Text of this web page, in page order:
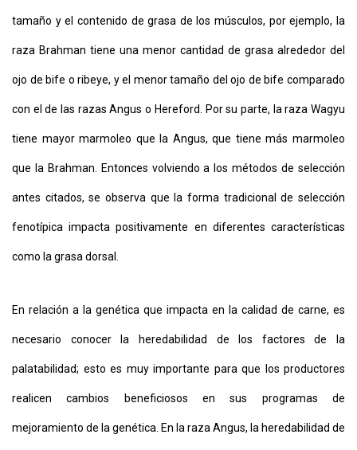
tamaño y el contenido de grasa de los músculos, por ejemplo, la
raza Brahman tiene una menor cantidad de grasa alrededor del
ojo de bife o ribeye, y el menor tamaño del ojo de bife comparado
con el de las razas Angus o Hereford. Por su parte, la raza Wagyu
tiene mayor marmoleo que la Angus, que tiene más marmoleo
que la Brahman. Entonces volviendo a los métodos de selección
antes citados, se observa que la forma tradicional de selección
fenotípica impacta positivamente en diferentes características
como la grasa dorsal.
En relación a la genética que impacta en la calidad de carne, es
necesario conocer la heredabilidad de los factores de la
palatabilidad; esto es muy importante para que los productores
realicen cambios beneficiosos en sus programas de
mejoramiento de la genética. En la raza Angus, la heredabilidad de